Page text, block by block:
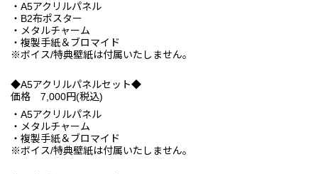
・A5アクリルパネル
・B2布ポスター
・メタルチャーム
・複製手紙＆ブロマイド
※ボイス/特典壁紙は付属いたしません。
◆A5アクリルパネルセット◆
価格 7,000円(税込)
・A5アクリルパネル
・メタルチャーム
・複製手紙＆ブロマイド
※ボイス/特典壁紙は付属いたしません。